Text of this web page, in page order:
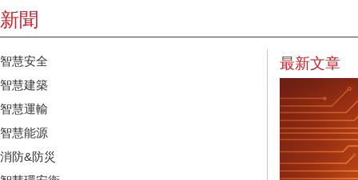
新聞
智慧安全
智慧建築
智慧運輸
智慧能源
消防&防災
最新文章